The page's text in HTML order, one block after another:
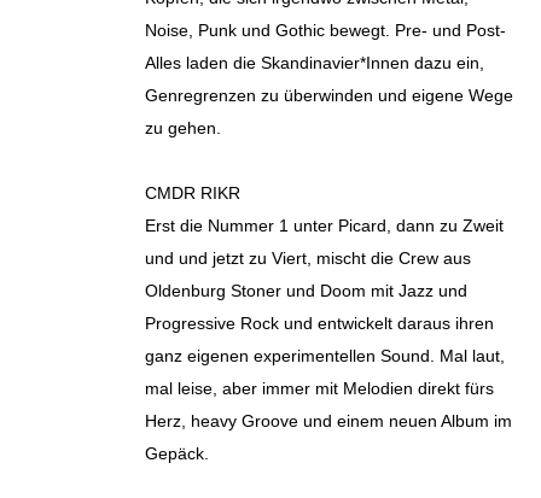
Noise, Punk und Gothic bewegt. Pre- und Post-
Alles laden die Skandinavier*Innen dazu ein,
Genregrenzen zu überwinden und eigene Wege
zu gehen.
CMDR RIKR
Erst die Nummer 1 unter Picard, dann zu Zweit
und und jetzt zu Viert, mischt die Crew aus
Oldenburg Stoner und Doom mit Jazz und
Progressive Rock und entwickelt daraus ihren
ganz eigenen experimentellen Sound. Mal laut,
mal leise, aber immer mit Melodien direkt fürs
Herz, heavy Groove und einem neuen Album im
Gepäck.